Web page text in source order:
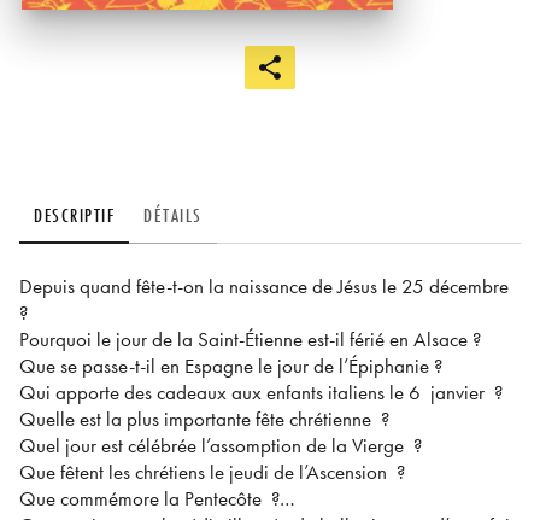
DESCRIPTIF DÉTAILS
Depuis quand fête-t-on la naissance de Jésus le 25 décembre
?
Pourquoi le jour de la Saint-Étienne est-il férié en Alsace ?
Que se passe-t-il en Espagne le jour de l’Épiphanie ?
Qui apporte des cadeaux aux enfants italiens le 6 janvier ?
Quelle est la plus importante fête chrétienne ?
Quel jour est célébrée l’assomption de la Vierge ?
Que fêtent les chrétiens le jeudi de l’Ascension ?
Que commémore la Pentecôte ?…